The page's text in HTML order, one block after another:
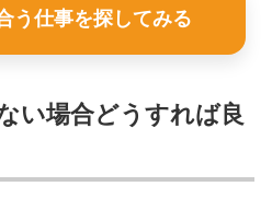
う仕事を探してみる
い場合どうすれば良